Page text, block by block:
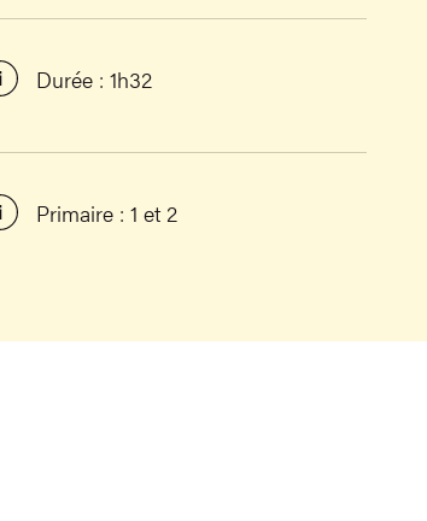
Durée : 1h32
Primaire : 1 et 2